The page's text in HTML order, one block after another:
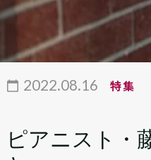
2022.08.16 特集
ピアニスト・